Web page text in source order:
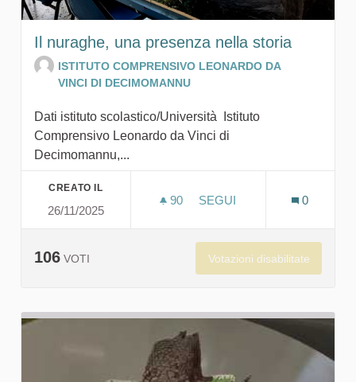
Il nuraghe, una presenza nella storia
ISTITUTO COMPRENSIVO LEONARDO DA
VINCI DI DECIMOMANNU
Dati istituto scolastico/Università Istituto
Comprensivo Leonardo da Vinci di
Decimomannu,...
CREATO IL
26/11/2025
90 90 SOSTENITORI
SEGUI
0
106 VOTI Votazioni disabilitate